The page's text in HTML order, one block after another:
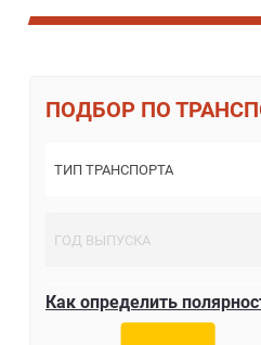
ПО
Как определить